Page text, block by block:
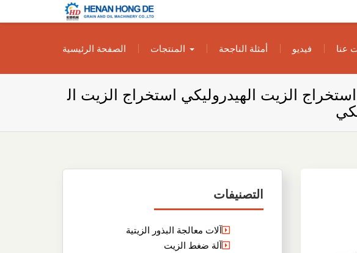
الزيوت النباتية
الخاص بك
الصفحة الرئيسية
المنتجات أمثلة الناجحة فيديو عنا
الزيت الهيدروليكي استخراج الزيت ال
التصنيفات
آلات معالجة البذور الزيتية
آلة ضغط الزيت